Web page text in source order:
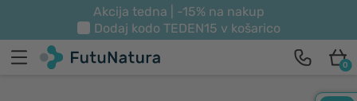
Akcija tedna | -15% na nakup
Dodaj kodo TEDEN15 v košarico
0